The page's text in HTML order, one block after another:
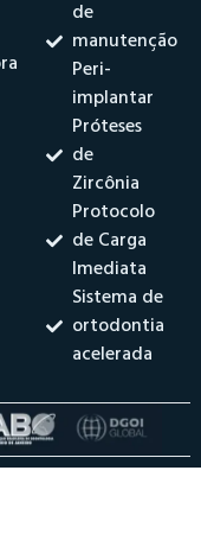
de
manutenção
Peri-
implantar
Próteses
de
Zircônia
Protocolo
de Carga
Imediata
Sistema de
ortodontia
acelerada